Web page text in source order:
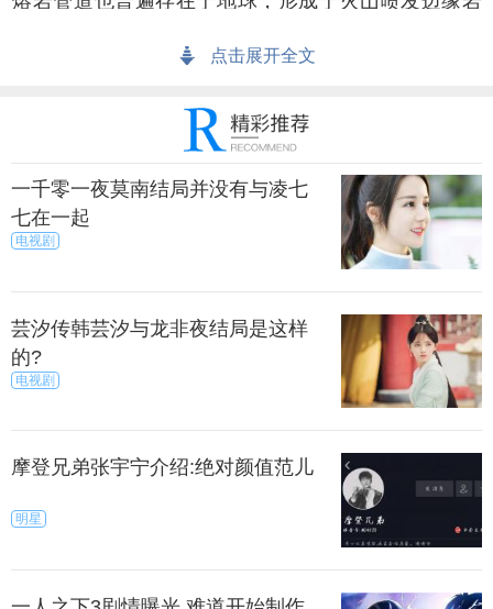
巨大隧道结构。相同过程也发生在月球。
上一篇 下一页
来源：尚之潮 秀目网 /探索 /奇闻
点击展开全文
一千零一夜莫南结局并没有与凌七
七在一起
电视剧
芸汐传韩芸汐与龙非夜结局是这样
的?
电视剧
摩登兄弟张宇宁介绍:绝对颜值范儿
明星